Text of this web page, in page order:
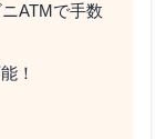
ATMで手数
！